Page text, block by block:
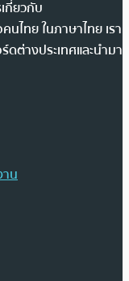
กี่ยวกับ
นไทย ในภาษาไทย เรา
ต่างประเทศและนำมา
น